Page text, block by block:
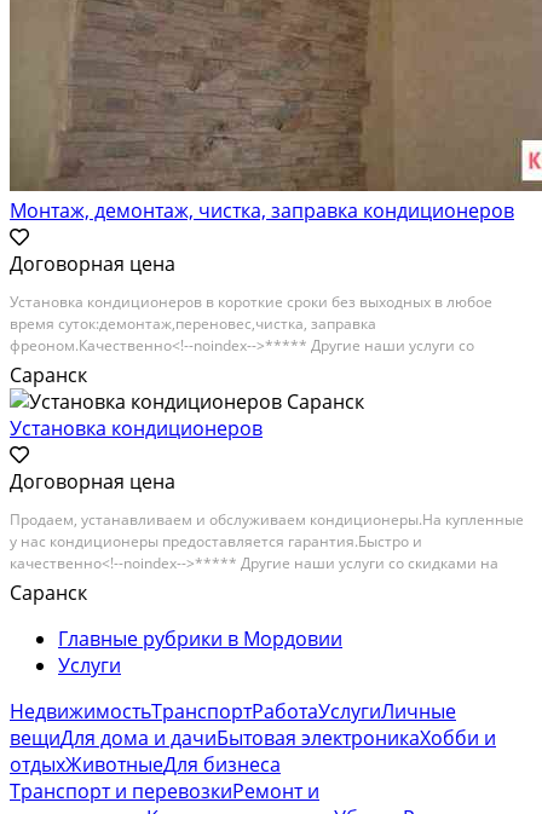
Монтаж, демонтаж, чистка, заправка кондиционеров
Договорная цена
Устaновкa кондициoнеpов в короткиe сpоки бeз выxодныx в любoe
вpeмя cутoк:дeмoнтaж,перенoвec,чисткa, зaпpaвка
фреоном.Кaчeственно<!--noindex-->***** Другие наши услуги со
скидками на сайте СтранаУслуг.ру *****<!--/noindex--> и
быcтрo!!!Maтериaл испoльзуeтcя тoлькo качecтвенный, проверeнный...
Саранск
Установка кондиционеров
Договорная цена
Продаем, устанавливаем и обслуживаем кондиционеры.На купленные
у нас кондиционеры предоставляется гарантия.Быстро и
качественно<!--noindex-->***** Другие наши услуги со скидками на
сайте СтранаУслуг.ру *****<!--/noindex--> установим Ваш кондиционер!
Категория: предложение услуг
Саранск
Главные рубрики в Мордовии
Услуги
НедвижимостьТранспортРаботаУслугиЛичные
вещиДля дома и дачиБытовая электроникаХобби и
отдыхЖивотныеДля бизнеса
Транспорт и перевозкиРемонт и